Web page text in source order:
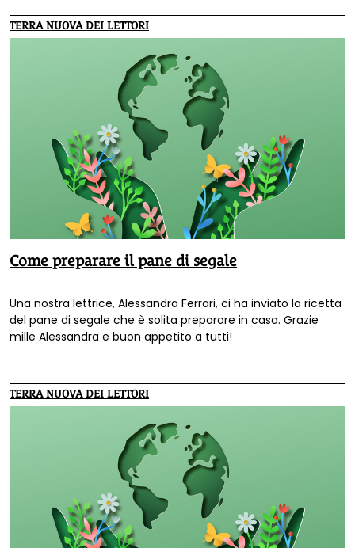
TERRA NUOVA DEI LETTORI
Come preparare il pane di segale
Una nostra lettrice, Alessandra Ferrari, ci ha inviato la ricetta
del pane di segale che è solita preparare in casa. Grazie
mille Alessandra e buon appetito a tutti!
TERRA NUOVA DEI LETTORI